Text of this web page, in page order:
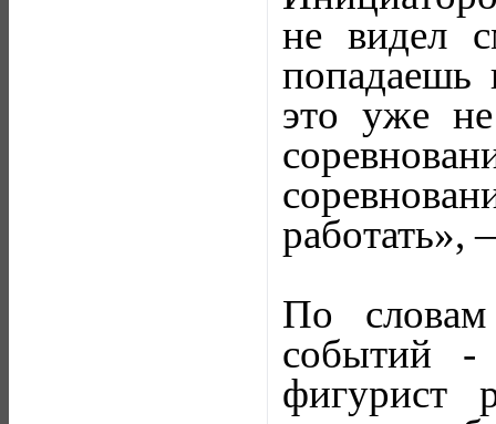
не видел
это уже
работать»,
По словам
событий -
фигурист